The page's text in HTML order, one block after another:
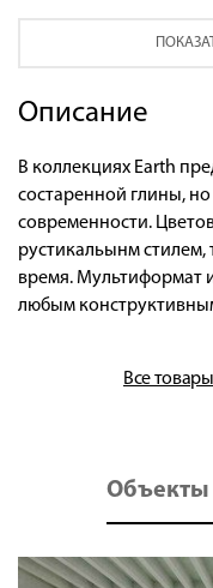
Описание
В коллекциях Earth
состаренной глины,
современности.
рустикальынм стилем,
время. Мультиформат
любым
Все
Объекты